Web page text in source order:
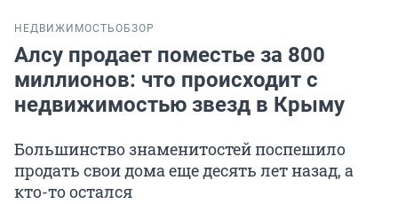
НЕДВИЖИМОСТЬОБЗОР
Алсу продает поместье за 800
миллионов: что происходит с
недвижимостью звезд в Крыму
Большинство знаменитостей поспешило
продать свои дома еще десять лет назад, а
кто-то остался